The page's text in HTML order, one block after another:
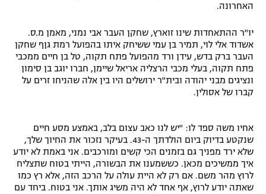
מדיניות פרטיות
תקנון פעילות ספורט 1
רשיון להקרנה פומבית לבית עסק
הצטרפות לחבילת הערוצים
לוח דרושים – ג'ובנט
ספורט אתגרי ואקסטרים
אומנויות לחימה
גיימינג E-Sports
האחרונה.
יו"ר ההתאחדות שינו זוארץ, שחקן העבר אבי נמני, מאמן מ.ס.
אשדוד אלי לוי, תמיר בן עמי ששיחק איתו בהפועל רמת גןף שחקן
העבר ברק בדש, עידן ורד מהפועל פתח תקוה, טל בן חיים ממכבי
פתח תקוה, בעלי מכבי הרצליה אריאל שיימן, חברו יוגב בן סימון
ונציגים מבני יהודה ובית"ר ירושלים היו בין אלה שהניחו זרים על
קברו של אסולין.
אחיו משה ספד לו: "יש לנו כאב עצום בלב, באמצע מסע חיים
שנקטע בדיוק ביום הולדתך ה-43. בעיקר נזכור את החיוך שלך,
שלא ירד מפניך גם בזמנים הכי קשים ומורכבים. אני באמת לא יודע
איך ממשיכים מכאן. כששמענו את הבשורה, הייתי בטוח שתצליח
לרוץ מהר משם. אם רק לא היית עולה על הרכב הזה, אלא רץ כמו
שאתה יודע לרוץ, אף אחד לא היה משיג אותך. אני בטוח. ביחד עם